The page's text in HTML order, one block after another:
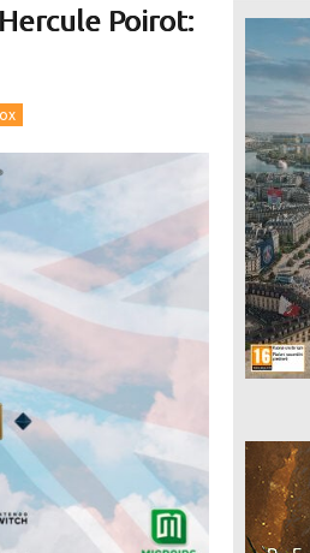
Poirot: